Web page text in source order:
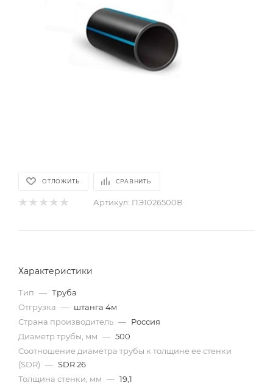
ОТЛОЖИТЬ СРАВНИТЬ
Артикул: ПЭ1026500В
Характеристики
Тип — Труба
Отгрузка — штанга 4м
Страна производитель — Россия
Диаметр трубы, мм — 500
Cоотношение диаметра трубы к толщине ее стенки
(SDR) — SDR 26
Толщина стенки, мм — 19,1